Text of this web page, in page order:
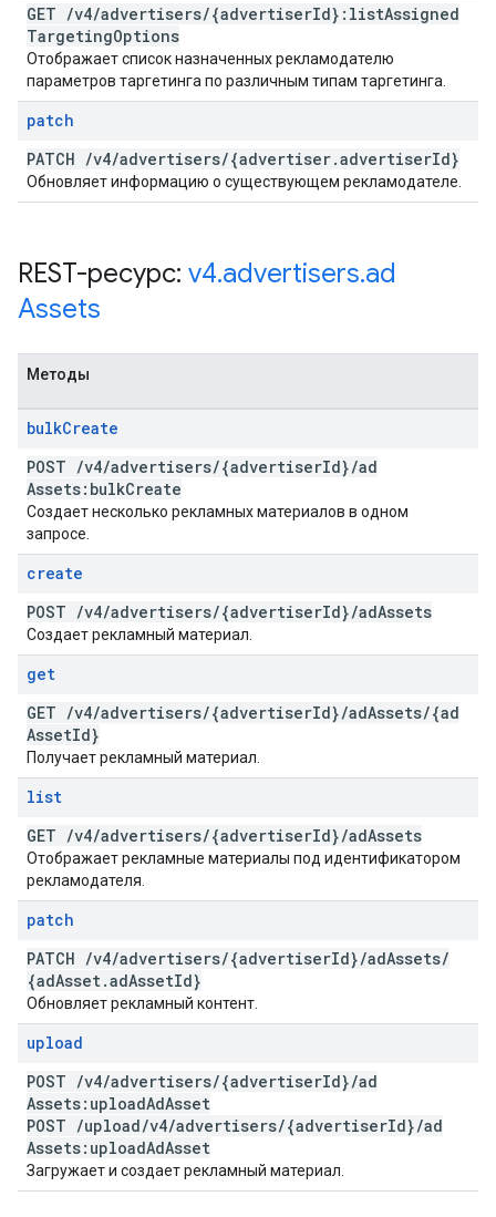
GET /v4/advertisers/{advertiserId}:listAssigned
TargetingOptions
Отображает список назначенных рекламодателю
параметров таргетинга по различным типам таргетинга.
patch
PATCH /v4/advertisers/{advertiser.advertiserId}
Обновляет информацию о существующем рекламодателе.
REST-ресурс: v4.advertisers.ad
Assets
Методы
bulkCreate
POST /v4/advertisers/{advertiserId}/ad
Assets:bulkCreate
Создает несколько рекламных материалов в одном
запросе.
create
POST /v4/advertisers/{advertiserId}/adAssets
Создает рекламный материал.
get
GET /v4/advertisers/{advertiserId}/adAssets/{ad
AssetId}
Получает рекламный материал.
list
GET /v4/advertisers/{advertiserId}/adAssets
Отображает рекламные материалы под идентификатором
рекламодателя.
patch
PATCH /v4/advertisers/{advertiserId}/adAssets/
{adAsset.adAssetId}
Обновляет рекламный контент.
upload
POST /v4/advertisers/{advertiserId}/ad
Assets:uploadAdAsset
POST /upload/v4/advertisers/{advertiserId}/ad
Assets:uploadAdAsset
Загружает и создает рекламный материал.